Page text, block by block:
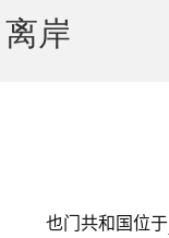
离岸
也门共和国位于